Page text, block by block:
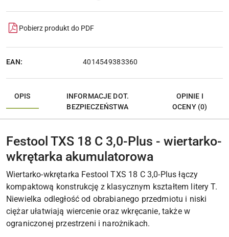
Pobierz produkt do PDF
EAN: 4014549383360
OPIS
INFORMACJE DOT.
BEZPIECZEŃSTWA
OPINIE I
OCENY (0)
Festool TXS 18 C 3,0-Plus - wiertarko-
wkrętarka akumulatorowa
Wiertarko-wkrętarka Festool TXS 18 C 3,0-Plus łączy
kompaktową konstrukcję z klasycznym kształtem litery T.
Niewielka odległość od obrabianego przedmiotu i niski
ciężar ułatwiają wiercenie oraz wkręcanie, także w
ograniczonej przestrzeni i narożnikach.